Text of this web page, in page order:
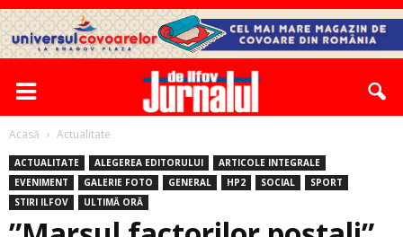
Acasă Actualitate
ACTUALITATE ALEGEREA EDITORULUI
ARTICOLE INTEGRALE
EVENIMENT
GALERIE FOTO GENERAL HP2 SOCIAL
SPORT
STIRI ILFOV
ULTIMĂ ORĂ